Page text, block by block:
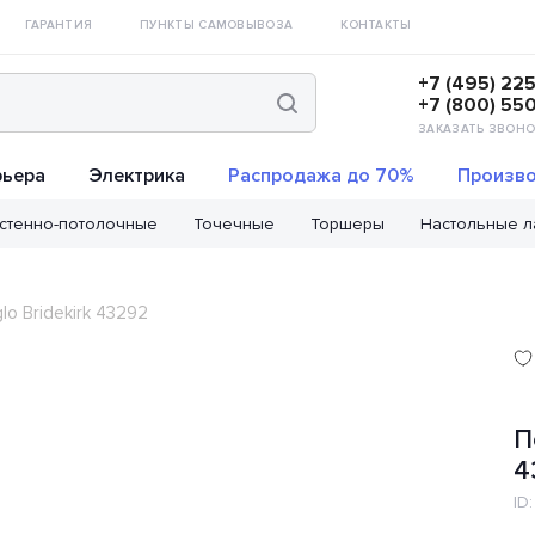
ГАРАНТИЯ ПУНКТЫ САМОВЫВОЗА КОНТАКТЫ
+7 (495)
+7 (800)
ЗАКАЗАТЬ
потолочные Точечные Торшеры Настольные
Электрика Распродажа до 70%
Bridekirk 43292
ID: